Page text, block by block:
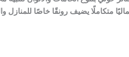
متكاملًا يضيف رونقًا خاصًا للمنازل